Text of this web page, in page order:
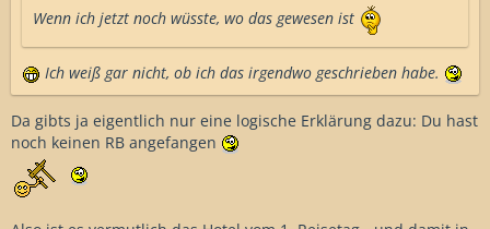
Wenn ich jetzt noch wüsste, wo das gewesen ist
Ich weiß gar nicht, ob ich das irgendwo geschrieben habe.
Da gibts ja eigentlich nur eine logische Erklärung dazu: Du hast
noch keinen RB angefangen